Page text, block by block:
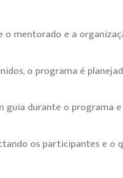
o mentorado e a
o programa é
guia durante o programa e
os participantes e o